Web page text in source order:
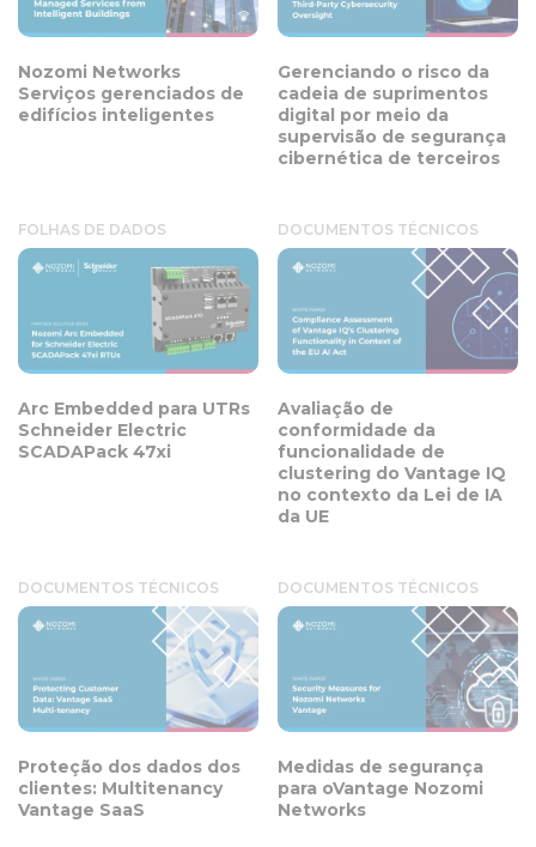
Nozomi Networks
Serviços gerenciados de
edifícios inteligentes
Gerenciando o risco da
cadeia de suprimentos
digital por meio da
supervisão de segurança
cibernética de terceiros
FOLHAS DE DADOS
Arc Embedded para UTRs
Schneider Electric
SCADAPack 47xi
DOCUMENTOS TÉCNICOS
Avaliação de
conformidade da
funcionalidade de
clustering do Vantage IQ
no contexto da Lei de IA
da UE
DOCUMENTOS TÉCNICOS
Proteção dos dados dos
clientes: Multitenancy
Vantage SaaS
DOCUMENTOS TÉCNICOS
Medidas de segurança
para oVantage Nozomi
Networks